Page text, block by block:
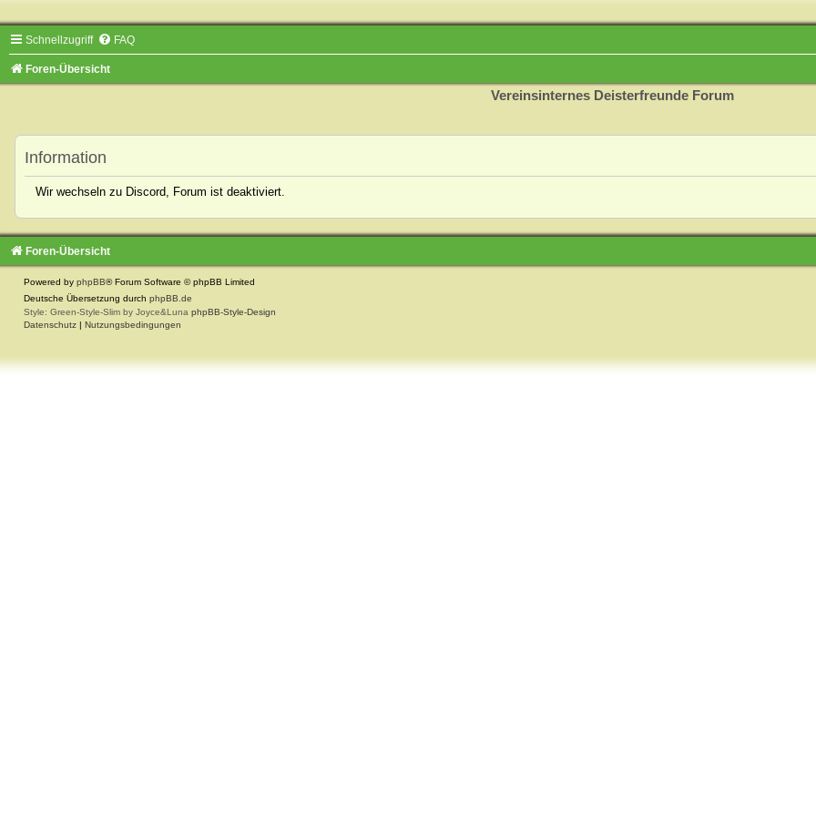
Schnellzugriff FAQ
Foren-Übersicht
Vereinsinternes Deisterfreunde Forum
Information
Wir wechseln zu Discord, Forum ist deaktiviert.
Foren-Übersicht
Powered by phpBB® Forum Software © phpBB Limited
Deutsche Übersetzung durch phpBB.de
Style: Green-Style-Slim by Joyce&Luna phpBB-Style-Design
Datenschutz | Nutzungsbedingungen